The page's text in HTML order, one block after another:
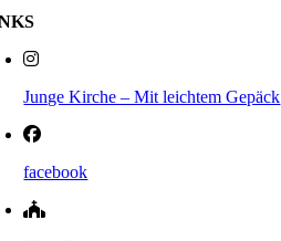
Junge Kirche – Mit leichtem Gepäck
facebook